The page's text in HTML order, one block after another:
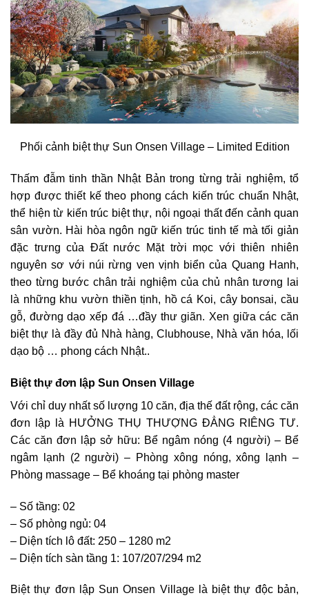
Phối cảnh biệt thự Sun Onsen Village – Limited Edition
Thấm đẫm tinh thần Nhật Bản trong từng trải nghiệm, tổ
hợp được thiết kế theo phong cách kiến trúc chuẩn Nhật,
thể hiện từ kiến trúc biệt thự, nội ngoại thất đến cảnh quan
sân vườn. Hài hòa ngôn ngữ kiến trúc tinh tế mà tối giản
đặc trưng của Đất nước Mặt trời mọc với thiên nhiên
nguyên sơ với núi rừng ven vịnh biển của Quang Hanh,
theo từng bước chân trải nghiệm của chủ nhân tương lai
là những khu vườn thiền tịnh, hồ cá Koi, cây bonsai, cầu
gỗ, đường dạo xếp đá …đầy thư giãn. Xen giữa các căn
biệt thự là đầy đủ Nhà hàng, Clubhouse, Nhà văn hóa, lối
dạo bộ … phong cách Nhật..
Biệt thự đơn lập Sun Onsen Village
Với chỉ duy nhất số lượng 10 căn, địa thế đất rộng, các căn
đơn lập là HƯỞNG THỤ THƯỢNG ĐẲNG RIÊNG TƯ.
Các căn đơn lập sở hữu: Bể ngâm nóng (4 người) – Bể
ngâm lạnh (2 người) – Phòng xông nóng, xông lạnh –
Phòng massage – Bể khoáng tại phòng master
– Số tầng: 02
– Số phòng ngủ: 04
– Diện tích lô đất: 250 – 1280 m2
– Diện tích sàn tầng 1: 107/207/294 m2
Biệt thự đơn lập Sun Onsen Village là biệt thự độc bản,